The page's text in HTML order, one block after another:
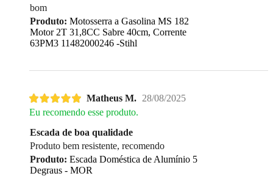
bom
Produto: Motosserra a Gasolina MS 182
Motor 2T 31,8CC Sabre 40cm, Corrente
63PM3 11482000246 -Stihl
Matheus M. 28/08/2025
Eu recomendo esse produto.
Escada de boa qualidade
Produto bem resistente, recomendo
Produto: Escada Doméstica de Alumínio 5
Degraus - MOR